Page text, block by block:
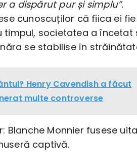
a dispărut pur și simplu”.
cunoscuților că fiica ei fie
timpul, societatea a încetat
se stabilise în
Henry Cavendish a făcut
multe controverse
Blanche Monnier fusese
captivă.